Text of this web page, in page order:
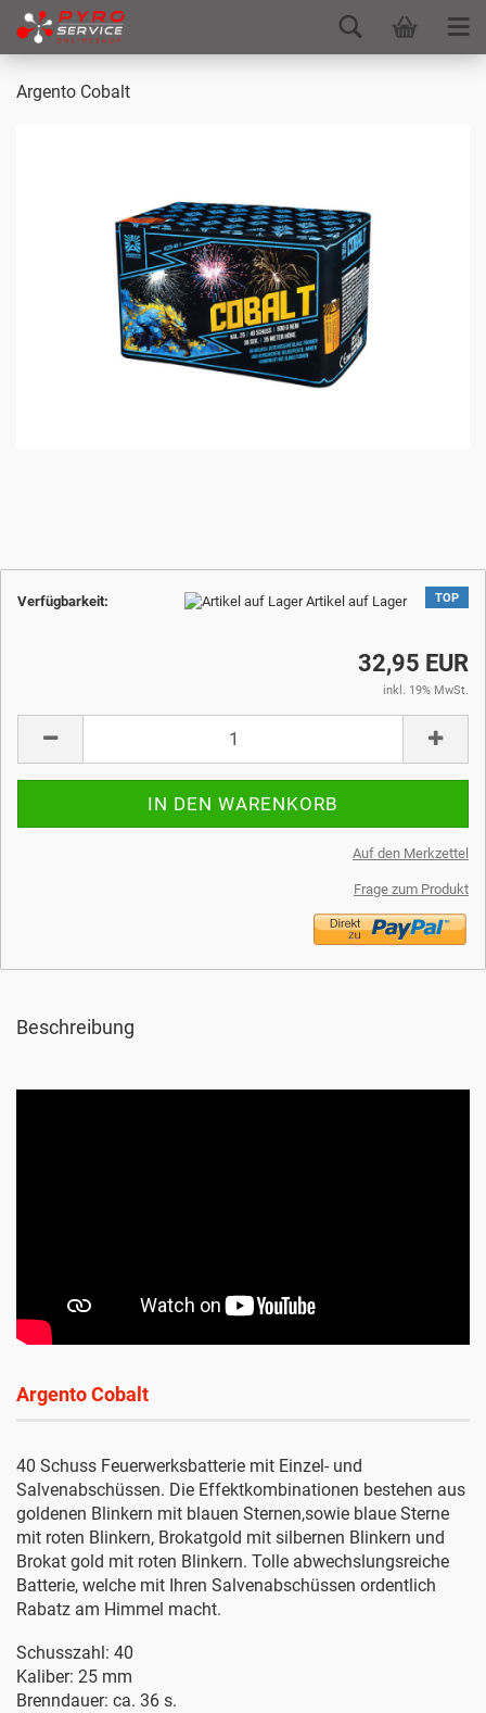
Argento Cobalt
TOP
Verfügbarkeit: Artikel auf Lager
32,95 EUR
inkl. 19% MwSt.
Auf den Merkzettel
Frage zum Produkt
Beschreibung
ArgentoCobalt
40 Schuss Feuerwerksbatterie mit Einzel- und
Salvenabschüssen. Die Effektkombinationen bestehen aus
goldenen Blinkern mit blauen Sternen,sowie blaue Sterne
mit roten Blinkern, Brokatgold mit silbernen Blinkern und
Brokat gold mit roten Blinkern. Tolle abwechslungsreiche
Batterie, welche mit Ihren Salvenabschüssen ordentlich
Rabatz am Himmel macht.
Schusszahl: 40
Kaliber: 25 mm
Brenndauer: ca. 36 s.